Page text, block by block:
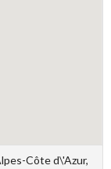
Côte d\'Azur,